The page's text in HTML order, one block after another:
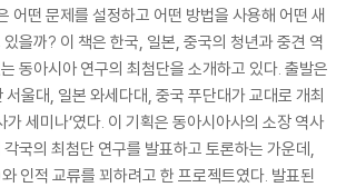
어떤 문제를 설정하고 어떤 방법을 사용해 어떤 새
을까? 이 책은 한국, 일본, 중국의 청년과 중견 역
동아시아 연구의 최첨단을 소개하고 있다. 출발은
울대, 일본 와세다대, 중국 푸단대가 교대로 개최
가 세미나’였다. 이 기획은 동아시아사의 소장 역사
국의 최첨단 연구를 발표하고 토론하는 가운데,
인적 교류를 꾀하려고 한 프로젝트였다. 발표된